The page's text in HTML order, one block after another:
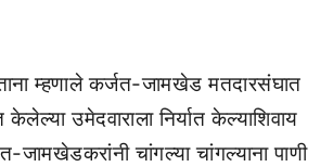
म्हणाले कर्जत-जामखेड मतदारसंघात
उमेदवाराला निर्यात केल्याशिवाय
जामखेडकरांनी चांगल्या चांगल्याना पाणी